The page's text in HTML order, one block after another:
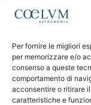
Per fornire le migliori
per memorizzare e/o
consenso a queste
comportamento di
acconsentire o ritirare
caratteristiche e